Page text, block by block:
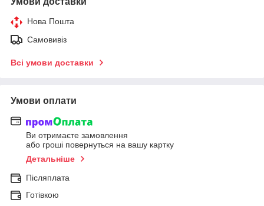
Нова Пошта
Самовивіз
Всі умови доставки
Умови оплати
Ви отримаєте замовлення
або гроші повернуться на вашу картку
Детальніше
Післяплата
Готівкою